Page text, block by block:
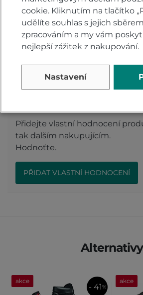
black/black?
Zeptejte se.
ZEPTAT SE V DISKUSI
Hodnocení produktu
Přidejte vlastní hodnocení
tak dalším nakupujícím.
Hodnoťte.
PŘIDAT VLASTNÍ HODNOCENÍ
Alternativy
akce
- 41%
akce
cookie. Kliknutím na tlačítko
udělíte souhlas s jejich
zpracováním a my vám
nejlepší zážitek z nakupování.
Nastavení